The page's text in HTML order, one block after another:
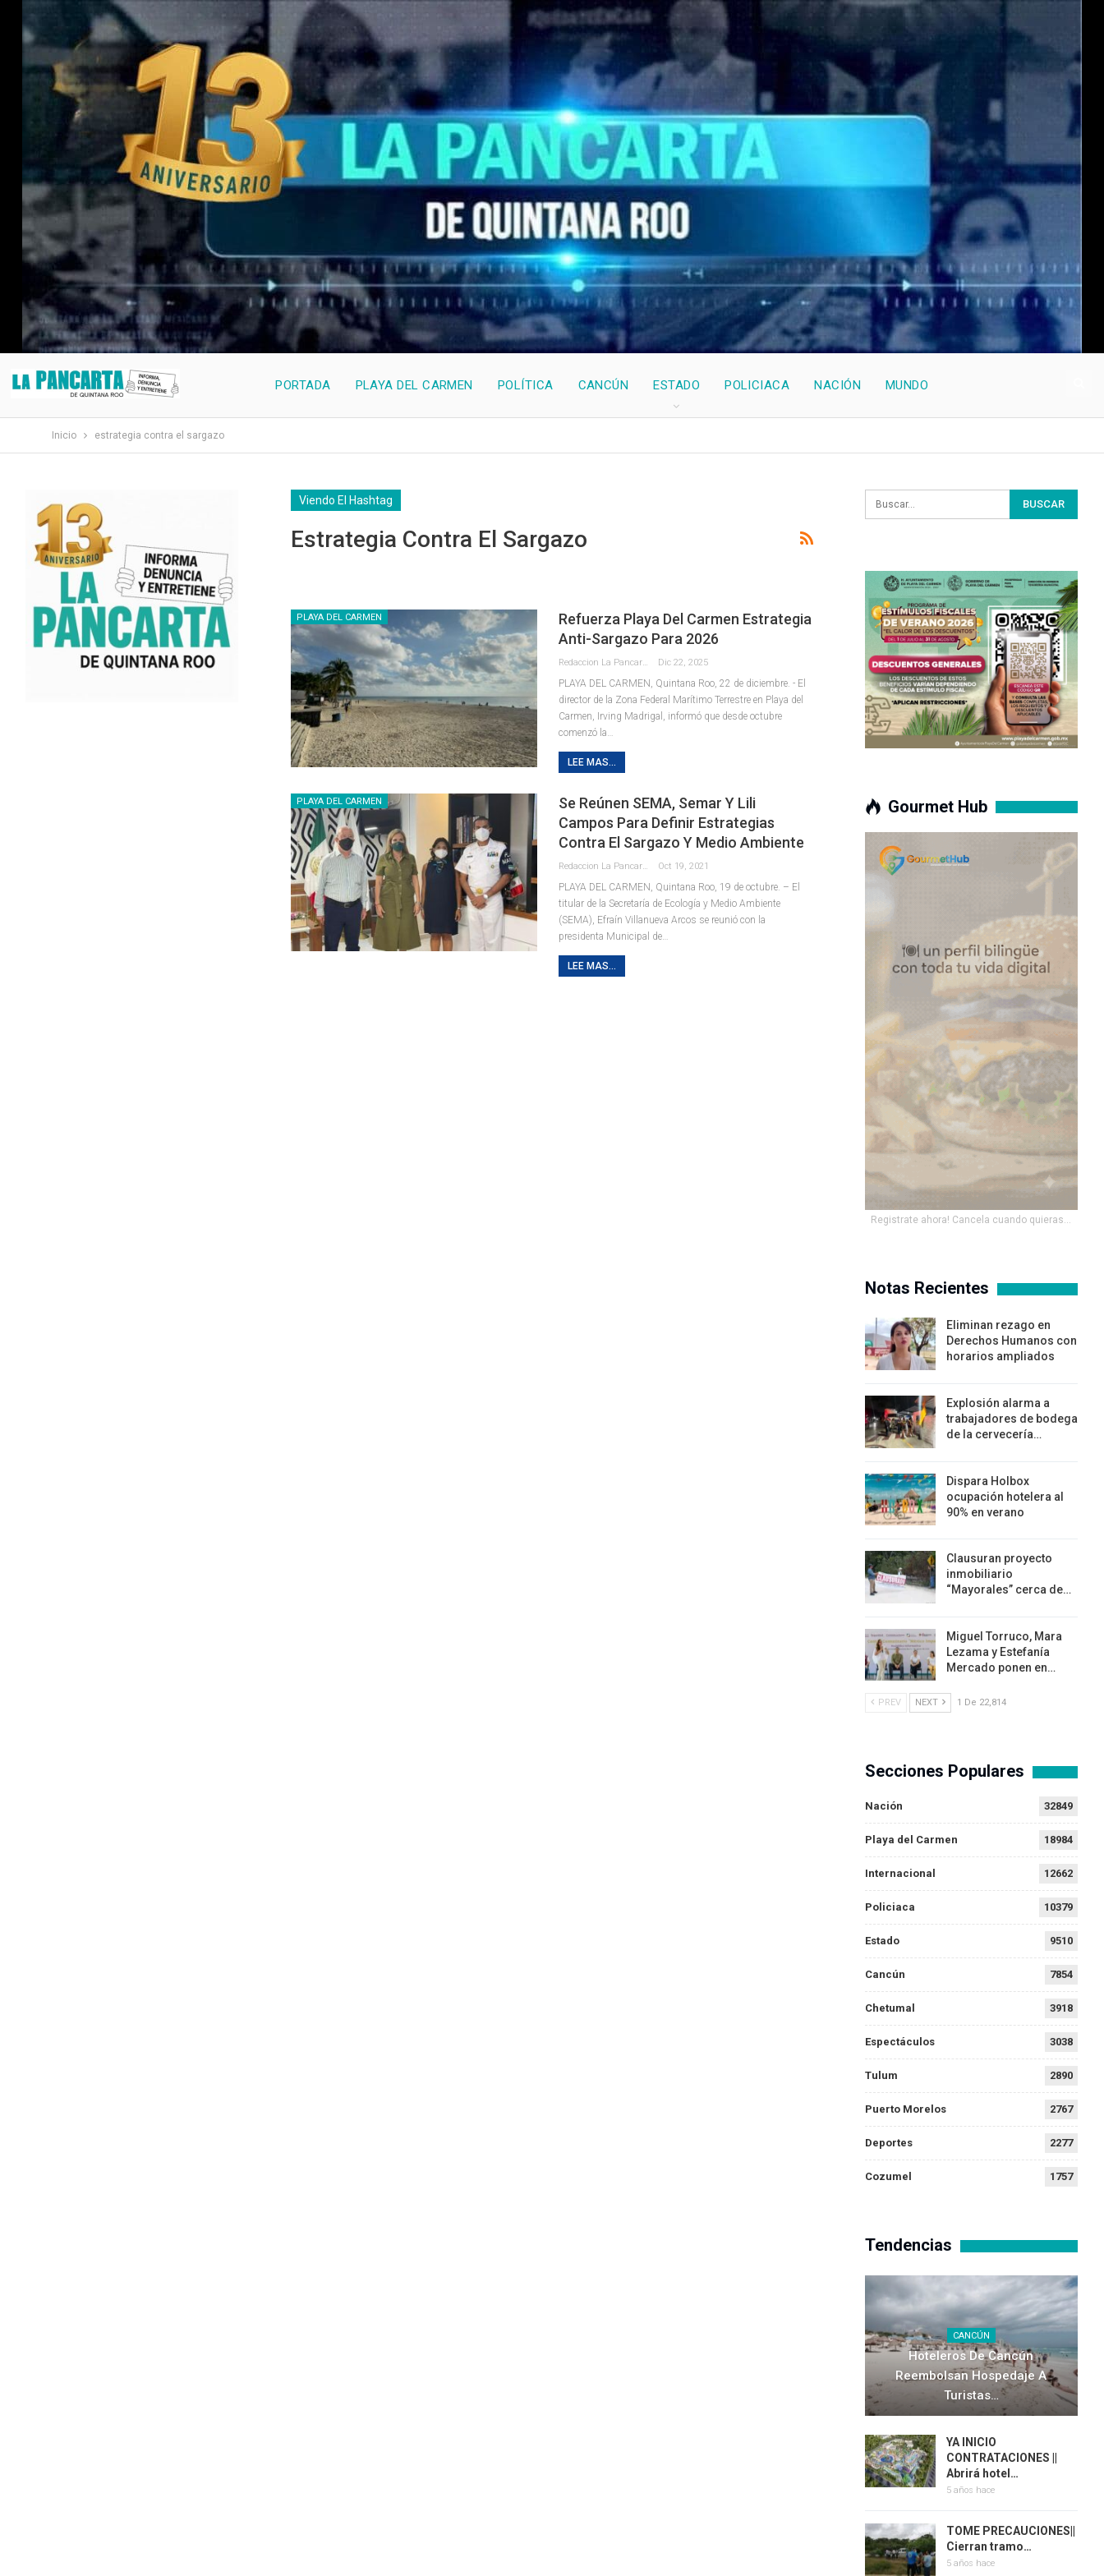
PORTADA PLAYA DEL CARMEN POLÍTICA CANCÚN ESTADO POLICIACA NACIÓN MUNDO
Inicio estrategia contra el sargazo
Viendo El Hashtag
Estrategia Contra El Sargazo
PLAYA DEL CARMEN
Refuerza Playa Del Carmen Estrategia
Anti-Sargazo Para 2026
Dic 22, 2025
PLAYA DEL CARMEN, Quintana Roo, 22 de diciembre. - El
director de la Zona Federal Marítimo Terrestre en Playa del
Carmen, Irving Madrigal, informó que desde octubre
comenzó la
LEE MAS...
PLAYA DEL CARMEN
Se Reúnen SEMA, Semar Y Lili
Campos Para Definir Estrategias
Contra El Sargazo Y Medio Ambiente
Oct 19, 2021
PLAYA DEL CARMEN, Quintana Roo, 19 de octubre. – El
titular de la Secretaría de Ecología y Medio Ambiente
(SEMA), Efraín Villanueva Arcos se reunió con la
presidenta Municipal de
LEE MAS...
Gourmet Hub
Registrate ahora! Cancela cuando quieras...
Notas Recientes
Eliminan rezago en
Derechos Humanos con
horarios ampliados
Explosión alarma a
trabajadores de bodega
de la cervecería…
Dispara Holbox
ocupación hotelera al
90% en verano
Clausuran proyecto
inmobiliario
“Mayorales” cerca de…
Miguel Torruco, Mara
Lezama y Estefanía
Mercado ponen en…
PREV NEXT 1 De 22,814
Secciones Populares
Nación 32849
Playa del Carmen 18984
Internacional 12662
Policiaca 10379
Estado 9510
Cancún 7854
Chetumal 3918
Espectáculos 3038
Tulum 2890
Puerto Morelos 2767
Deportes 2277
Cozumel 1757
Tendencias
CANCÚN
Hoteleros De Cancún
Reembolsan Hospedaje A
Turistas…
YA INICIO
CONTRATACIONES ||
Abrirá hotel…
5 años hace
TOME PRECAUCIONES||
Cierran tramo…
5 años hace